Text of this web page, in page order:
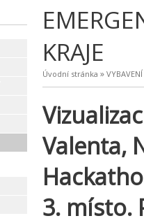
KRAJE
Úvodní stránka »
Valenta,
3. místo.